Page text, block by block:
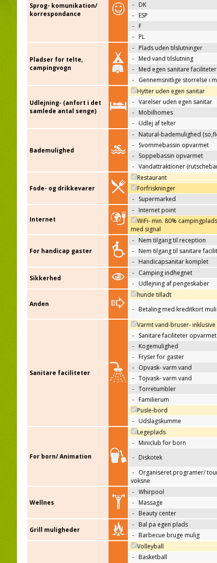
Sprog- komunikation/
korrespondance
- DK
- ESP
- F
- PL
Pladser for telte,
campingvogn
- Plads uden tilslutninger
- Med vand tilslutning
- Med egen sanitare faciliteter
- Gennemsnitlige storrelse i
Udlejning- (anfort i det
samlede antal senge)
Hytter uden egen sanitar
- Varelser uden egen sanitar
- Mobilhomes
- Udlej af telter
Bademulighed
- Natural-bademulighed
- Svommebassin opvarmet
- Soppebassin opvarmet
- Vandattraktioner
Fode- og drikkevarer
Restaurant
Forfriskninger
- Supermarked
Internet
- Internet point
WiFi- min. 80%
med signal
For handicap gaster
- Nem tilgang til reception
- Nem tilgang til sanitare
- Handicapsanitar komplet
Sikkerhed
- Camping indhegnet
- Udlejning af pengeskaber
Anden
hunde tilladt
- Betaling med kreditkort
Sanitare faciliteter
Varmt vand-bruser- inklusive
- Sanitare faciliteter opvarmet
- Kogemulighed
- Fryser for gaster
- Opvask- varm vand
- Tojvask- varm vand
- Torretumbler
- Familierum
Pusle-bord
- Udslagskumme
For born/ Animation
Legeplads
- Miniclub for born
- Diskotek
- Organiseret programer/
voksne
Wellnes
- Whirpool
- Massage
- Beauty center
Grill muligheder
- Bal pa egen plads
- Barbecue bruge mulig
Volleyball
- Basketball